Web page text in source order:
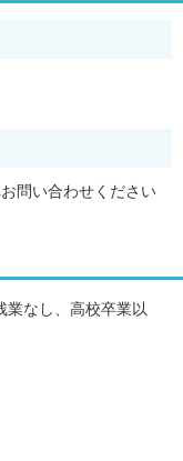
問い合わせください
業なし、高校卒業以